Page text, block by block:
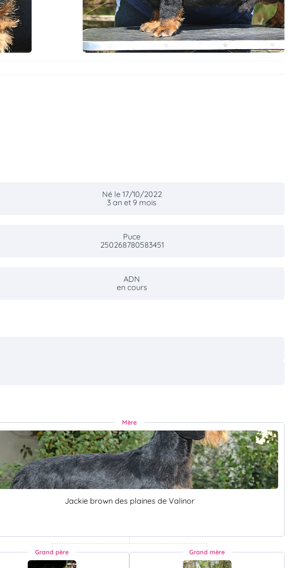
Né le 17/10/2022
3 an et 9 mois
Puce
250268780583451
ADN
en cours
Mère
Jackie brown des plaines de Valinor
Grand père Grand mère